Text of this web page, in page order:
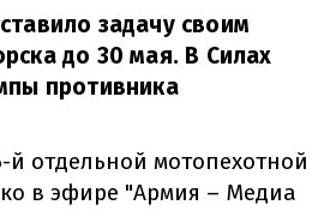
задачу своим
до 30 мая. В Силах
противника
й отдельной мотопехотной
в эфире "Армия – Медиа